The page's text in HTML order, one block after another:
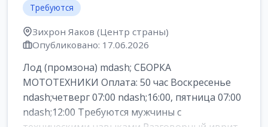
Требуются
Зихрон Яаков (Центр страны)
Опубликовано: 17.06.2026
Лод (промзона) mdash; СБОРКА
МОТОТЕХНИКИ Оплата: 50 час Воскресенье
ndash;четверг 07:00 ndash;16:00, пятница 07:00
ndash;12:00 Требуются мужчины с